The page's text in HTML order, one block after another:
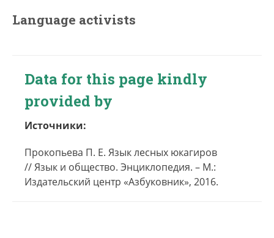
Language activists
Data for this page kindly
provided by
Источники:
Прокопьева П. Е. Язык лесных юкагиров
// Язык и общество. Энциклопедия. – М.:
Издательский центр «Азбуковник», 2016.